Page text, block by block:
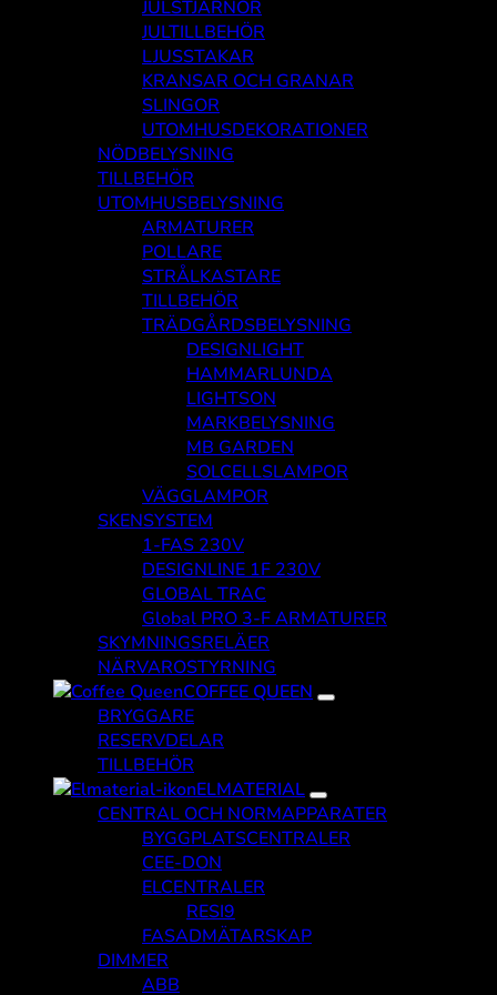
JULSTJÄRNOR
JULTILLBEHÖR
LJUSSTAKAR
KRANSAR OCH GRANAR
SLINGOR
UTOMHUSDEKORATIONER
NÖDBELYSNING
TILLBEHÖR
UTOMHUSBELYSNING
ARMATURER
POLLARE
STRÅLKASTARE
TILLBEHÖR
TRÄDGÅRDSBELYSNING
DESIGNLIGHT
HAMMARLUNDA
LIGHTSON
MARKBELYSNING
MB GARDEN
SOLCELLSLAMPOR
VÄGGLAMPOR
SKENSYSTEM
1-FAS 230V
DESIGNLINE 1F 230V
GLOBAL TRAC
Global PRO 3-F ARMATURER
SKYMNINGSRELÄER
NÄRVAROSTYRNING
COFFEE QUEEN
BRYGGARE
RESERVDELAR
TILLBEHÖR
ELMATERIAL
CENTRAL OCH NORMAPPARATER
BYGGPLATSCENTRALER
CEE-DON
ELCENTRALER
RESI9
FASADMÄTARSKAP
DIMMER
ABB